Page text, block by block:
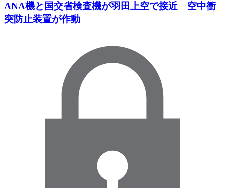
ANA機と国交省検査機が羽田上空で接近 空中衝
突防止装置が作動